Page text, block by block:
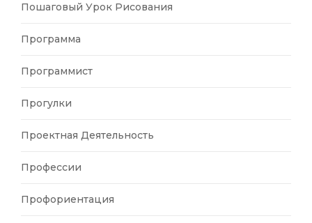
Пошаговый Урок Рисования
Программа
Программист
Прогулки
Проектная Деятельность
Профессии
Профориентация